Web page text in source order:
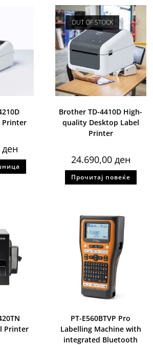
Printer
ден
OUT OF STOCK
Brother TD-4410D High-
quality Desktop Label
Printer
24.690,00 ден
Прочитај повеќе
Printer
PT-E560BTVP Pro
Labelling Machine with
integrated Bluetooth